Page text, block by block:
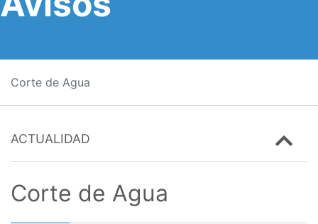
Corte de Agua
ACTUALIDAD
Corte de Agua